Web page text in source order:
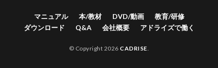
マニュアル 本/教材 DVD/動画
教育/研修
ダウンロード
Q&A 会社概要 アドライズで働く
© Copyright 2026 CADRISE